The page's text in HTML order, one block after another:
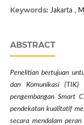
Keywords: Jakarta ,
ABSTRACT
Penelitian bertujuan
dan Komunikasi
pengembangan Smart
pendekatan kualitatif
secara mendalam